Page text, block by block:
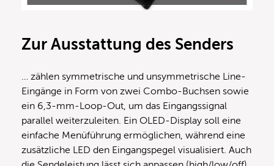
Zur Ausstattung des Senders
… zählen symmetrische und unsymmetrische Line-
Eingänge in Form von zwei Combo-Buchsen sowie
ein 6,3-mm-Loop-Out, um das Eingangssignal
parallel weiterzuleiten. Ein OLED-Display soll eine
einfache Menüführung ermöglichen, während eine
zusätzliche LED den Eingangspegel visualisiert. Auch